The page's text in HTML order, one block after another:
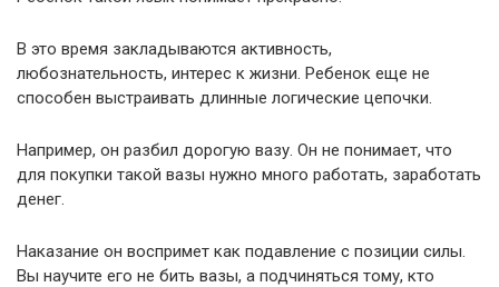
В это время закладываются активность,
любознательность, интерес к жизни. Ребенок еще не
способен выстраивать длинные логические цепочки.
Например, он разбил дорогую вазу. Он не понимает, что
для покупки такой вазы нужно много работать, заработать
денег.
Наказание он воспримет как подавление с позиции силы.
Вы научите его не бить вазы, а подчиняться тому, кто